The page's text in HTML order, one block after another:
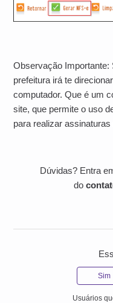
Observação Importante:
prefeitura irá te
computador. Que é um
site, que permite o uso
para realizar assinaturas
Dúvidas? Entra
do
Sim
Usuários